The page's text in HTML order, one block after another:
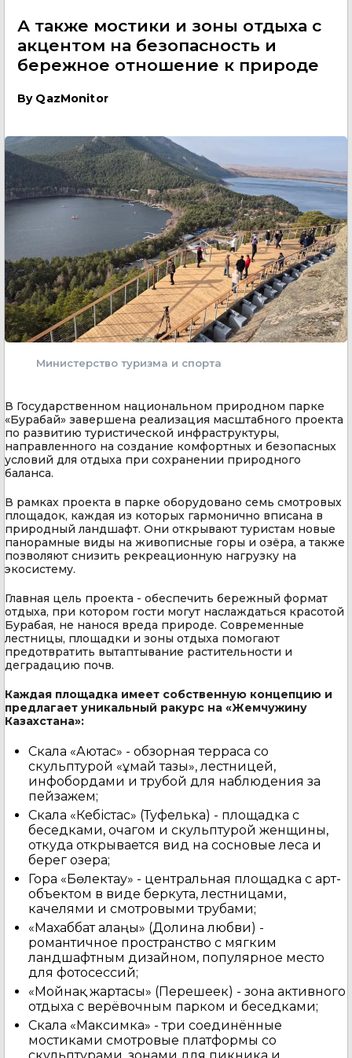
А также мостики и зоны отдыха с
акцентом на безопасность и
бережное отношение к природе
By QazMonitor
Министерство туризма и спорта
В Государственном национальном природном парке
«Бурабай» завершена реализация масштабного проекта
по развитию туристической инфраструктуры,
направленного на создание комфортных и безопасных
условий для отдыха при сохранении природного
баланса.
В рамках проекта в парке оборудовано семь смотровых
площадок, каждая из которых гармонично вписана в
природный ландшафт. Они открывают туристам новые
панорамные виды на живописные горы и озёра, а также
позволяют снизить рекреационную нагрузку на
экосистему.
Главная цель проекта - обеспечить бережный формат
отдыха, при котором гости могут наслаждаться красотой
Бурабая, не нанося вреда природе. Современные
лестницы, площадки и зоны отдыха помогают
предотвратить вытаптывание растительности и
деградацию почв.
Каждая площадка имеет собственную концепцию и
предлагает уникальный ракурс на «Жемчужину
Казахстана»:
Скала «Аютас» - обзорная терраса со
скульптурой «Құмай тазы», лестницей,
инфобордами и трубой для наблюдения за
пейзажем;
Скала «Кебістас» (Туфелька) - площадка с
беседками, очагом и скульптурой женщины,
откуда открывается вид на сосновые леса и
берег озера;
Гора «Бөлектау» - центральная площадка с арт-
объектом в виде беркута, лестницами,
качелями и смотровыми трубами;
«Махаббат алаңы» (Долина любви) -
романтичное пространство с мягким
ландшафтным дизайном, популярное место
для фотосессий;
«Мойнақ жартасы» (Перешеек) - зона активного
отдыха с верёвочным парком и беседками;
Скала «Максимка» - три соединённые
мостиками смотровые платформы со
скульптурами, зонами для пикника и